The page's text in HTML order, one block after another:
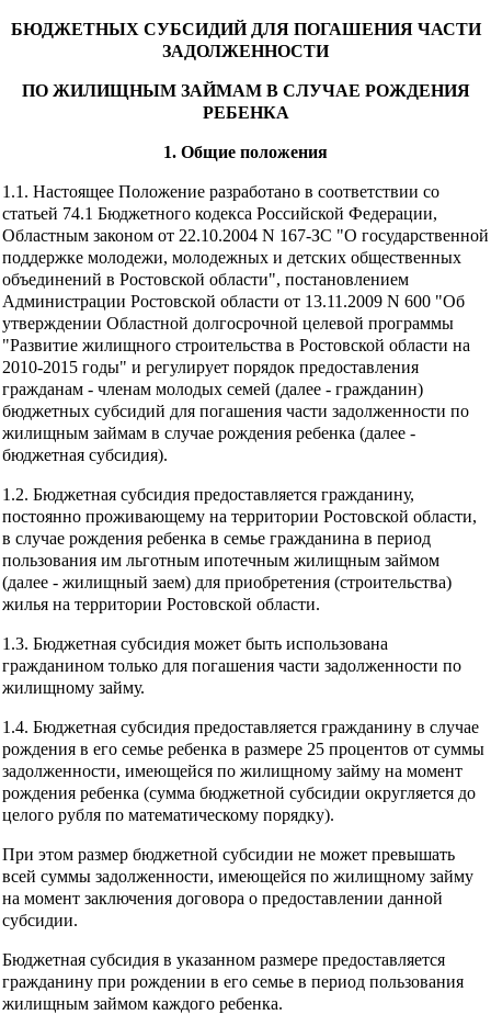
БЮДЖЕТНЫХ СУБСИДИЙ ДЛЯ ПОГАШЕНИЯ ЧАСТИ
ЗАДОЛЖЕННОСТИ
ПО ЖИЛИЩНЫМ ЗАЙМАМ В СЛУЧАЕ РОЖДЕНИЯ
РЕБЕНКА
1. Общие положения
1.1. Настоящее Положение разработано в соответствии со
статьей 74.1 Бюджетного кодекса Российской Федерации,
Областным законом от 22.10.2004 N 167-ЗС "О государственной
поддержке молодежи, молодежных и детских общественных
объединений в Ростовской области", постановлением
Администрации Ростовской области от 13.11.2009 N 600 "Об
утверждении Областной долгосрочной целевой программы
"Развитие жилищного строительства в Ростовской области на
2010-2015 годы" и регулирует порядок предоставления
гражданам - членам молодых семей (далее - гражданин)
бюджетных субсидий для погашения части задолженности по
жилищным займам в случае рождения ребенка (далее -
бюджетная субсидия).
1.2. Бюджетная субсидия предоставляется гражданину,
постоянно проживающему на территории Ростовской области,
в случае рождения ребенка в семье гражданина в период
пользования им льготным ипотечным жилищным займом
(далее - жилищный заем) для приобретения (строительства)
жилья на территории Ростовской области.
1.3. Бюджетная субсидия может быть использована
гражданином только для погашения части задолженности по
жилищному займу.
1.4. Бюджетная субсидия предоставляется гражданину в случае
рождения в его семье ребенка в размере 25 процентов от суммы
задолженности, имеющейся по жилищному займу на момент
рождения ребенка (сумма бюджетной субсидии округляется до
целого рубля по математическому порядку).
При этом размер бюджетной субсидии не может превышать
всей суммы задолженности, имеющейся по жилищному займу
на момент заключения договора о предоставлении данной
субсидии.
Бюджетная субсидия в указанном размере предоставляется
гражданину при рождении в его семье в период пользования
жилищным займом каждого ребенка.